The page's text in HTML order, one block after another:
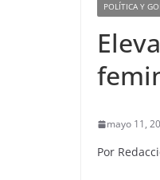
POLÍTICA Y
mayo 11,
Por